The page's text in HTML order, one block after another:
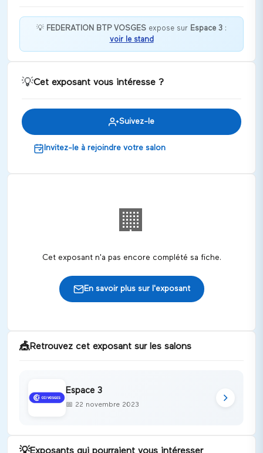
Bienvenue chez FEDERATION BTP VOSGES !
💡 FEDERATION BTP VOSGES expose sur Espace 3 :
voir le stand
💡Cet exposant vous intéresse ?
Suivez-le
Invitez-le à rejoindre votre salon
🏢
Cet exposant n'a pas encore complété sa fiche.
En savoir plus sur l'exposant
🎪Retrouvez cet exposant sur les salons
Espace 3
📅 22 novembre 2023